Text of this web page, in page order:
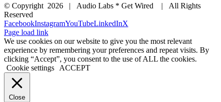
© Copyright 2026 | Audio Labs * Get Wired | All Rights
Reserved
FacebookInstagramYouTubeLinkedInX
Page load link
We use cookies on our website to give you the most relevant
experience by remembering your preferences and repeat visits. By
clicking “Accept”, you consent to the use of ALL the cookies.
Cookie settings
ACCEPT
Close